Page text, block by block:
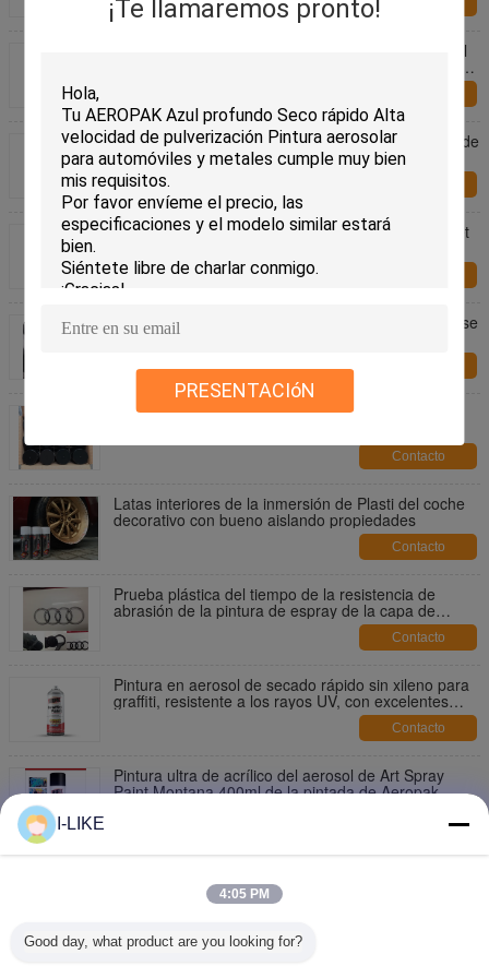
¡Te llamaremos pronto!
PRESENTACIóN
Limpiador de ruedas Productos para el cuidado del
automóvil Romove Polvo de frenos para todo tipo de
Productos más limpios del removedor de la rueda de
coche del freno de la rueda sin ácido del polvo
500ml Productos para el cuidado del automóvil Wet
VOC bajo Matte Peelable Rubber Spray Paint a base
de agua para el coche
Pintura de espray de goma a base de agua de
madera 400ml Contacto
Latas interiores de la inmersión de Plasti del coche
decorativo con bueno aislando propiedades
Contacto
Prueba plástica del tiempo de la resistencia de
abrasión de la pintura de espray de la capa de
Contacto
Pintura en aerosol de secado rápido sin xileno para
graffiti, resistente a los rayos UV, con excelentes
Contacto
Pintura ultra de acrílico del aerosol de Art Spray
Paint Montana 400ml de la pintada de Aeropak
Spray Paint Multi Color opcional
Certificado de Luster High Coverage MSDS de la
I-LIKE
4:05 PM
Good day, what product are you looking for?